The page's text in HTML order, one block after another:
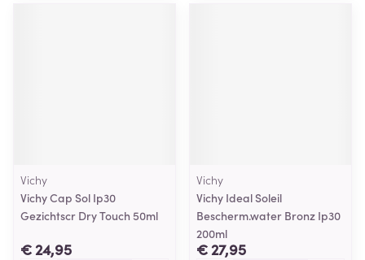
Vichy
Vichy Cap Sol Ip30
Gezichtscr Dry Touch 50ml
€ 24,95
Vichy
Vichy Ideal Soleil
Bescherm.water Bronz Ip30
200ml
€ 27,95